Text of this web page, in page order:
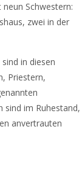
Schwestern:
zwei in der
in diesen
Priestern,
sind im Ruhestand,
anvertrauten